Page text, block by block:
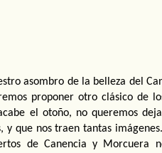
asombro de la belleza del
proponer otro clásico de
el otoño, no queremos
y que nos traen tantas
de Canencia y Morcuera